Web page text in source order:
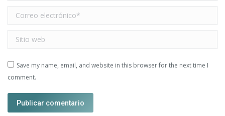
Correo electrónico *
Sitio web
Save my name, email, and website in this browser for the next time I
comment.
Publicar comentario